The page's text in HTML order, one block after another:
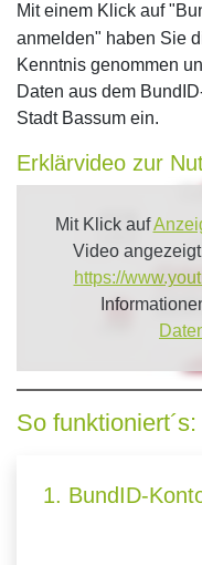
Mit einem Klick auf
anmelden" haben Sie
Kenntnis genommen
Daten aus dem
Stadt Bassum ein.
Erklärvideo zur
Mit Klick auf
Video
https://
So funktioniert´s:
1. BundID-